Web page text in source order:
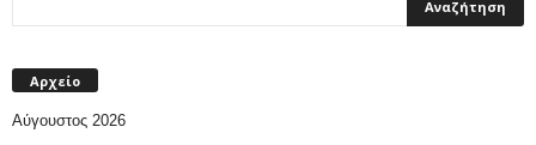
Αρχείο
Αύγουστος 2026